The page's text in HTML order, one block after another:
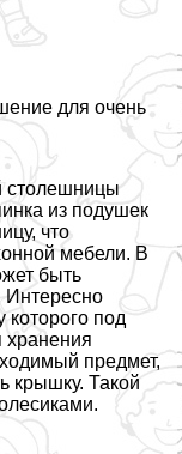
для очень
столешницы
из подушек
что
мебели. В
быть
Интересно
которого под
хранения
предмет,
крышку. Такой